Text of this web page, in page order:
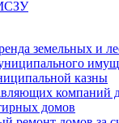
земельных и
казны
компаний
домов